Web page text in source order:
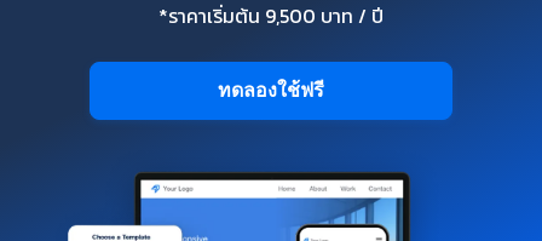
*ราคาเริ่มต้น 9,500 บาท / ปี
ทดลองใช้ฟรี